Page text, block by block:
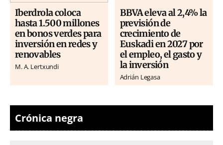
Iberdrola coloca
hasta 1.500 millones
en bonos verdes para
inversión en redes y
renovables
M. A. Lertxundi
BBVA eleva al 2,4% la
previsión de
crecimiento de
Euskadi en 2027 por
el empleo, el gasto y
la inversión
Adrián Legasa
Crónica negra